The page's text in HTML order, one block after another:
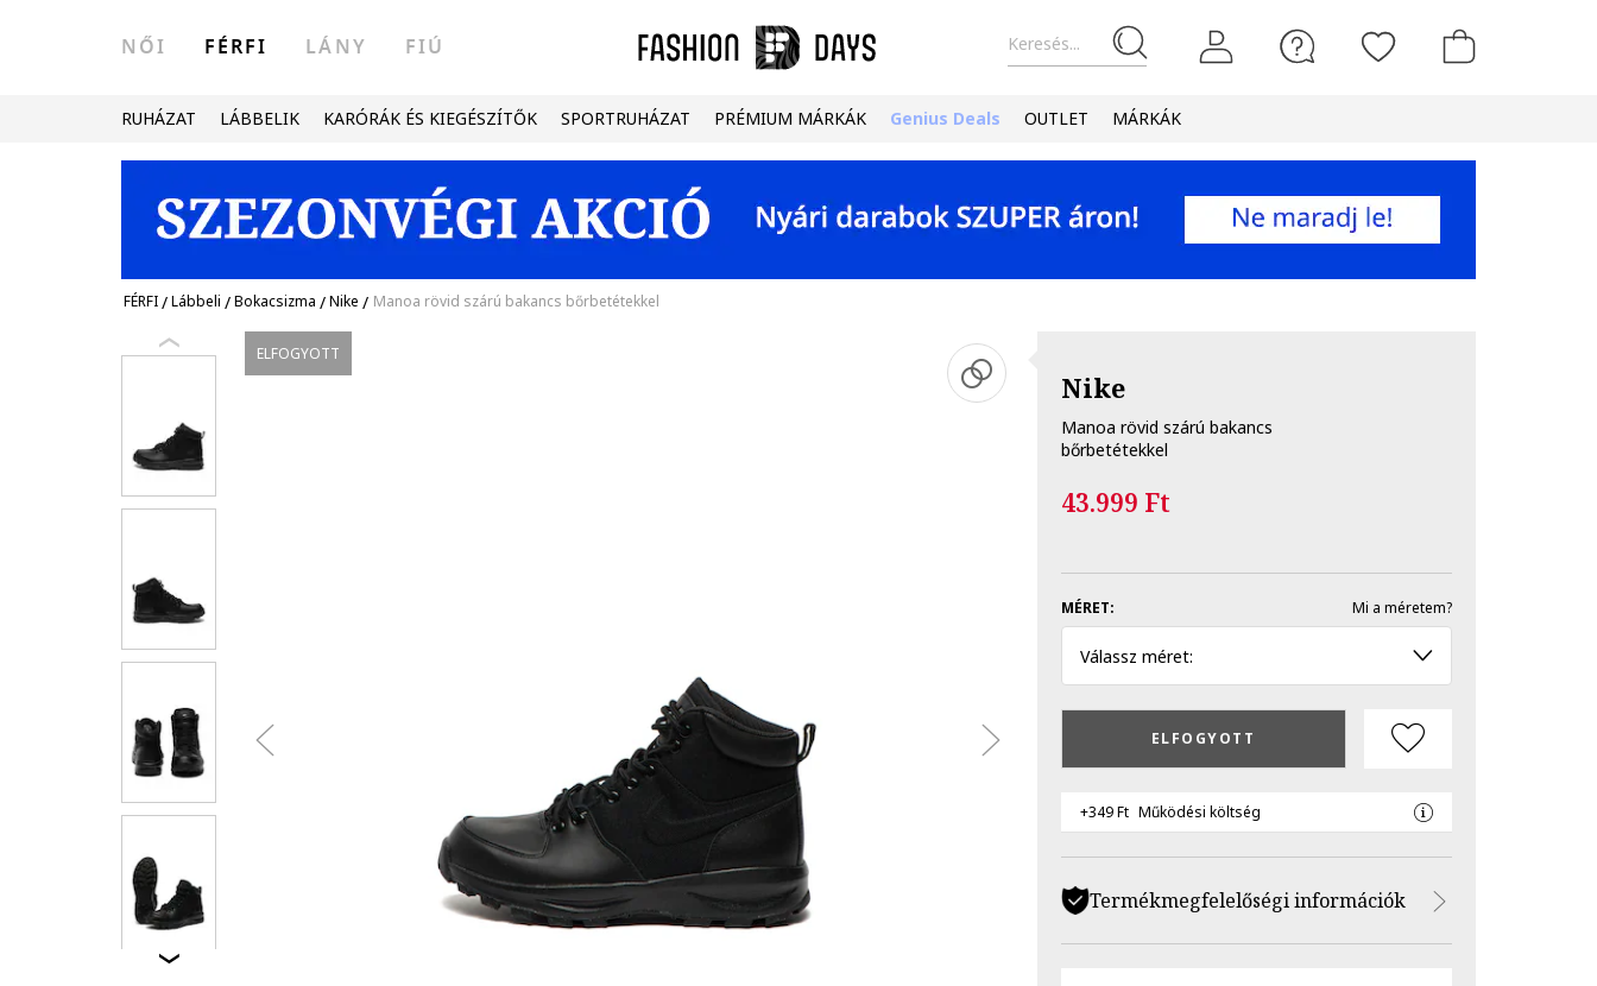
Keresés...
NŐI FÉRFI LÁNY FIÚ
RUHÁZAT LÁBBELIK KARÓRÁK ÉS KIEGÉSZÍTŐK SPORTRUHÁZAT PRÉMIUM MÁRKÁK Genius Deals OUTLET MÁRKÁK
FÉRFI/Lábbeli /Bokacsizma /Nike / Manoa rövid szárú bakancs bőrbetétekkel
ELFOGYOTT
Nike
Manoa rövid szárú bakancs
bőrbetétekkel
43.999 Ft
MÉRET: Mi a méretem?
Válassz méret:
ELFOGYOTT
+349 Ft Működési költség
Termékmegfelelőségi információk